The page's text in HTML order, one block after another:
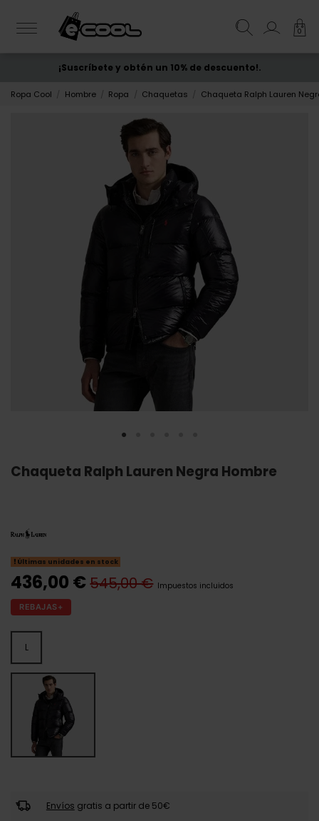
0
ENVÍO GRATIS desde 50€
¡Suscríbete y obtén un 10% de descuento!.
Ropa Cool Hombre Ropa Chaquetas Chaqueta Ralph Lauren
Chaqueta Ralph Lauren Negra Hombre
Últimas unidades en stock
436,00 €545,00 € Impuestos incluidos
REBAJAS+
L
Envíos gratis a partir de 50€